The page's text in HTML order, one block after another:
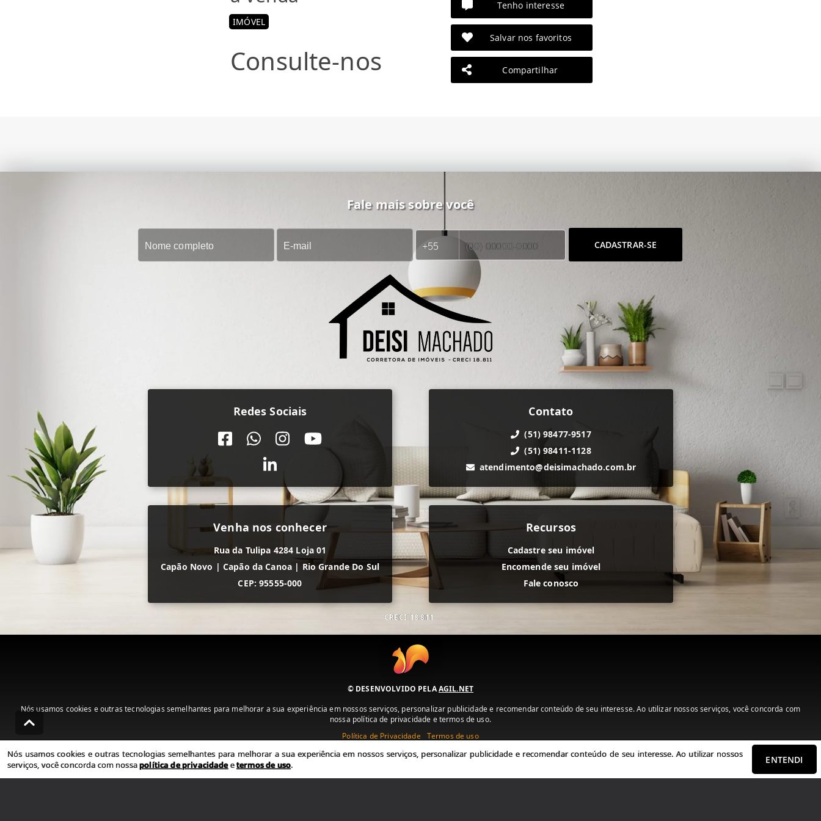
IMÓVEL
Consulte-nos
Tenho interesse
Salvar nos favoritos
Compartilhar
Fale mais sobre você
CADASTRAR-SE
Redes Sociais Contato
(51) 98477-9517
(51) 98411-1128
atendimento@deisimachado.com.br
Venha nos conhecer
Rua da Tulipa 4284 Loja 01
Capão Novo | Capão da Canoa | Rio Grande Do Sul
CEP: 95555-000
Recursos
Cadastre seu imóvel
Encomende seu imóvel
Fale conosco
CRECI 18.811
© DESENVOLVIDO PELAAGIL.NET
Nós usamos cookies e outras tecnologias semelhantes para melhorar a sua experiência em nossos serviços, personalizar publicidade e recomendar conteúdo de seu interesse. Ao utilizar nossos serviços, você concorda com
nossa política de privacidade e termos de uso.
Política de Privacidade
Termos de uso
Nós usamos cookies e outras tecnologias semelhantes para melhorar a sua experiência em nossos serviços, personalizar publicidade e recomendar conteúdo de seu interesse. Ao utilizar nossos
serviços, você concorda com nossapolítica de privacidadeetermos de uso. ENTENDI